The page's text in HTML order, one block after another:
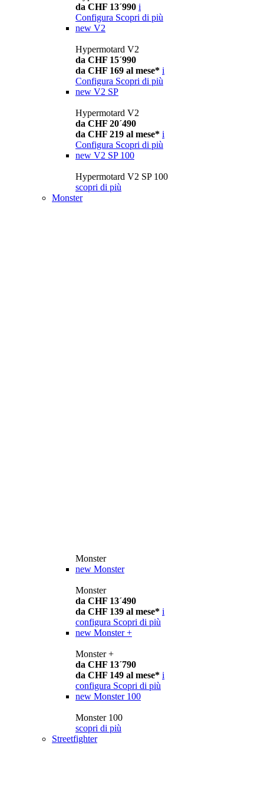
da CHF 13´990 i
Configura Scopri di più
new V2
Hypermotard V2
da CHF 15´990
da CHF 169 al mese* i
Configura Scopri di più
new V2 SP
Hypermotard V2
da CHF 20´490
da CHF 219 al mese* i
Configura Scopri di più
new V2 SP 100
Hypermotard V2 SP 100
scopri di più
Monster
Monster
new Monster
Monster
da CHF 13´490
da CHF 139 al mese* i
configura Scopri di più
new Monster +
Monster +
da CHF 13´790
da CHF 149 al mese* i
configura Scopri di più
new Monster 100
Monster 100
scopri di più
Streetfighter